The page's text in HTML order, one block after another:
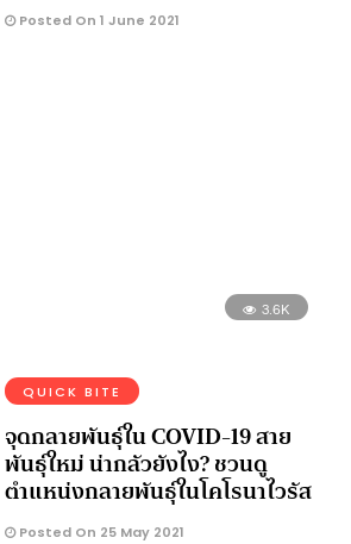
Posted On 1 June 2021
3.6K
QUICK BITE
จุดกลายพันธุ์ใน COVID-19 สาย
พันธุ์ใหม่ น่ากลัวยังไง? ชวนดู
ตำแหน่งกลายพันธุ์ในโคโรนาไวรัส
Posted On 25 May 2021